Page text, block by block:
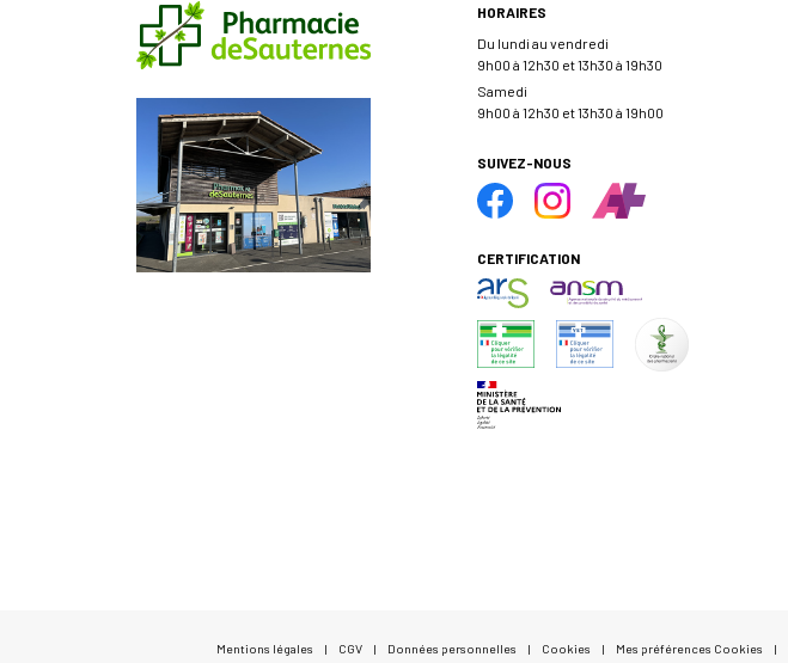
HORAIRES
Du lundi au vendredi
9h00 à 12h30 et 13h30 à 19h30
Samedi
9h00 à 12h30 et 13h30 à 19h00
SUIVEZ-NOUS
CERTIFICATION
Mentions légales | CGV | Données personnelles | Cookies | Mes préférences Cookies |